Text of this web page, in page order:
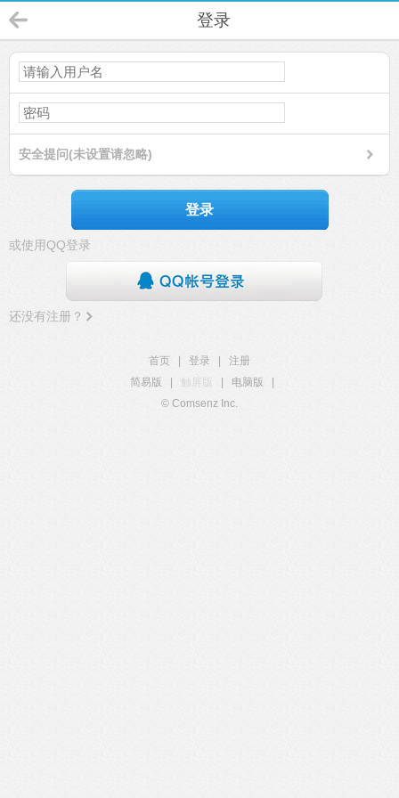
登录
安全提问(未设置请忽略)
登录
或使用QQ登录
还没有注册？
首页 登录
注册
简易版
触屏版 电脑版
© Comsenz Inc.